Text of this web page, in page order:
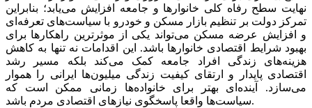
نهایت سطح رفاه کلی خانوار‌ها و جامعه افزایش می‌یابد؛ بنابراین
تمرکز دولت بر تنظیم بازار مسکن و خودرو با سیاست‌های تعرفه‌ای
و افزایش عرضه مسکن می‌تواند یکی از موثرترین راهکار‌ها برای
بهبود شرایط اقتصادی خانوار‌ها باشد. این اقدامات نه تنها به کاهش
هزینه‌های زندگی افراد جامعه کمک می‌کند بلکه مسیر رشد
اقتصادی پایدار و ارتقای کیفیت زندگی میلیون‌ها ایرانی را هموار
می‌سازد. آینده‌ای بهتر برای خانواده‌ها زمانی ممکن است که
سیاست‌ها واقعا پاسخگوی نیاز‌های اقتصادی مردم باشد.